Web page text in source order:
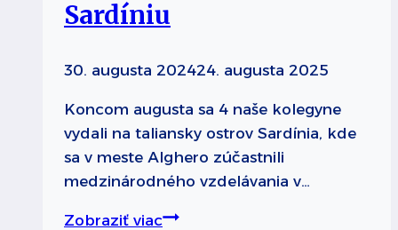
Sardíniu
30. augusta 202424. augusta 2025
Koncom augusta sa 4 naše kolegyne
vydali na taliansky ostrov Sardínia, kde
sa v meste Alghero zúčastnili
medzinárodného vzdelávania v…
Zobraziť viacKolegyne